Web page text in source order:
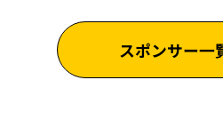
スポンサー一